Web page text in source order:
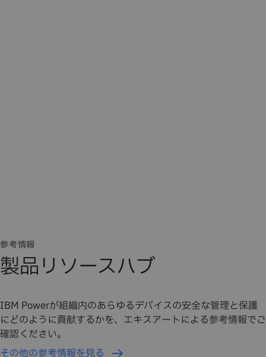
参考情報
製品リソースハブ
IBM Powerが組織内のあらゆるデバイスの安全な管理と保護
にどのように貢献するかを、エキスアートによる参考情報でご
確認ください。
その他の参考情報を見る